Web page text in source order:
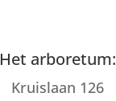
Het arboretum:
Kruislaan 126